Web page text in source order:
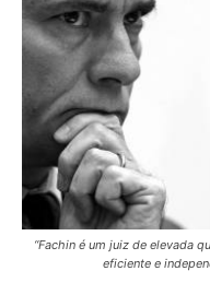
“Fachin é um juiz de elevada
eficiente e